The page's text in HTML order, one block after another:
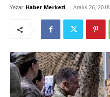
Yazar Haber Merkezi - Aralık 26, 2018